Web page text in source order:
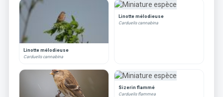
Linotte mélodieuse
Carduelis cannabina
Linotte mélodieuse
Carduelis cannabina
Sizerin flammé
Carduelis flammea